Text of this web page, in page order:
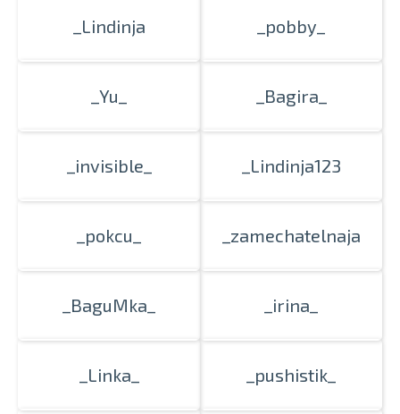
_Lindinja _pobby_
_Yu_ _Bagira_
_invisible_ _Lindinja123
_pokcu_ _zamechatelnaja
_BaguMka_ _irina_
_Linka_ _pushistik_